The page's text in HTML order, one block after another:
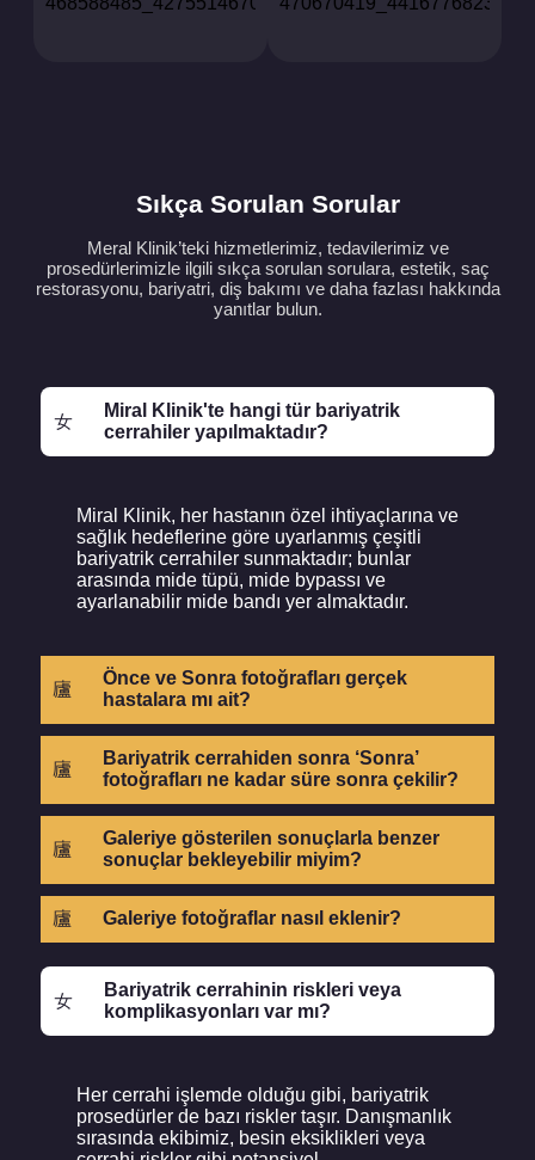
Sıkça Sorulan Sorular
Meral Klinik’teki hizmetlerimiz, tedavilerimiz ve
prosedürlerimizle ilgili sıkça sorulan sorulara, estetik, saç
restorasyonu, bariyatri, diş bakımı ve daha fazlası hakkında
yanıtlar bulun.
Miral Klinik'te hangi tür bariyatrik
cerrahiler yapılmaktadır?
Miral Klinik, her hastanın özel ihtiyaçlarına ve
sağlık hedeflerine göre uyarlanmış çeşitli
bariyatrik cerrahiler sunmaktadır; bunlar
arasında mide tüpü, mide bypassı ve
ayarlanabilir mide bandı yer almaktadır.
Önce ve Sonra fotoğrafları gerçek
hastalara mı ait?
Bariyatrik cerrahiden sonra ‘Sonra’
fotoğrafları ne kadar süre sonra çekilir?
Galeriye gösterilen sonuçlarla benzer
sonuçlar bekleyebilir miyim?
Galeriye fotoğraflar nasıl eklenir?
Bariyatrik cerrahinin riskleri veya
komplikasyonları var mı?
Her cerrahi işlemde olduğu gibi, bariyatrik
prosedürler de bazı riskler taşır. Danışmanlık
sırasında ekibimiz, besin eksiklikleri veya